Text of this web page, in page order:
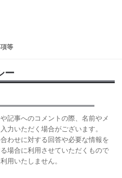
等
ー
記事へのコメントの際、名前やメ
力いただく場合がございます。
わせに対する回答や必要な情報を
場合に利用させていただくもので
用いたしません。